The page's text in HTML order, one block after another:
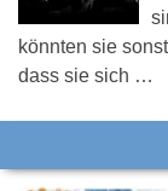
könnten sie
dass sie sich …